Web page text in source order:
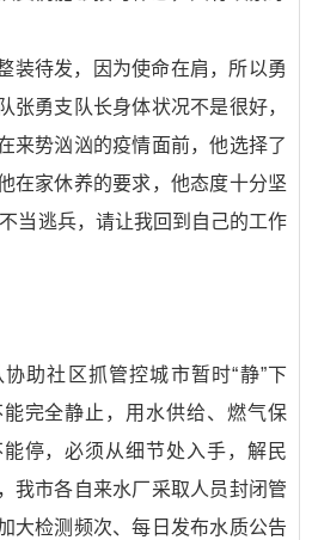
待发，因为使命在肩，所以勇
张勇支队长身体状况不是很好，
来势汹汹的疫情面前，他选择了
在家休养的要求，他态度十分坚
当逃兵，请让我回到自己的工作
社区抓管控城市暂时“静”下
完全静止，用水供给、燃气保
停，必须从细节处入手，解民
我市各自来水厂采取人员封闭管
大检测频次、每日发布水质公告